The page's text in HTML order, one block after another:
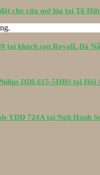
cho cửa mở lùa tại Tố
tại khách sạn RoyalL Đà
DDL615-5HBS tại Hội
YDD 724A tại Ngũ Hành